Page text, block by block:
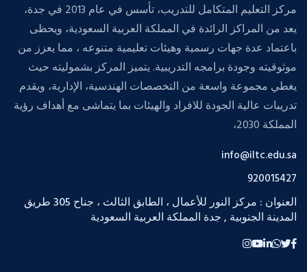
مركز التعليم المتكامل للتدريب، تأسس في عام 2013 في جدة،
يعد من المراكز الرائدة في المملكة العربية السعودية، ويحظى
باعتماد عدة جهات رسمية وهيئات تعليمية متنوعه ، مما يعزز من
موثوقيته وجودة برامجه التدريبية. يتميز المركز بشموليته حيث
يغطي مجموعة واسعة من التخصصات الهندسية، الإدارية، ويقدم
تدريبات عالية الجودة للافراد والهيئات بما يتماشى مع أهداف رؤية
المملكة 2030،
info@iltc.edu.sa
920015427
العنوان : مركز النور للأعمال ، الطابق الثالث ، جناح 305 طريق
المدينة الجنوبية , جدة المملكة العربية السعودية